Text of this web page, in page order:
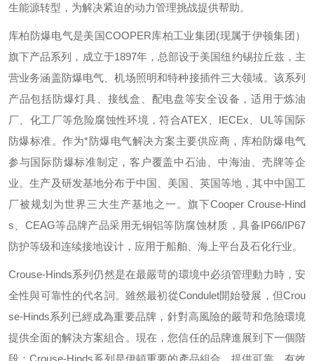
生能源转型，为解决紧迫的动力管理挑战提供帮助。
库柏防爆电气是美国COOPER库柏工业集团(现属于伊顿集团）
旗下产品系列，成立于1897年，总部设于美国纽约锡拉丘兹，主
营业务涵盖防爆电气、机场照明和特种接插件三大领域。该系列
产品包括防爆灯具、接线盒、配电盘等安全设备，适用于炼油
厂、化工厂等危险腐蚀性环境，符合ATEX IECEx UL 等国际
防爆标准。作为*防爆电气解决方案主要供应商，库柏防爆电气
参与国际防爆标准制定，客户覆盖中石油、中海油、壳牌等企
业。生产及研发基地分布于中国、美国、英国等地，其中中国工
厂被规划为世界三大生产基地之一。旗下Cooper Crouse-Hind
s
CEAG等品牌产品采用无铜铝等防腐蚀材质，具备IP66/IP67
防护等级和连续接地设计，应用于船舶、海上平台及石化行业。
Crouse-Hinds系列仍然是在最嚴苛的環境中必須管理動力時，安
全性與可靠性的代名詞。雖然最初從Condulet開始發展，但Crou
se-Hinds系列已經成為重要品牌，針對高風險的嚴苛和危險環境
提供全面的解決方案組合。現在，您信任的品牌進展到下一個階
段：Crouse-Hinds系列是伊頓重要的產品組合，提供可靠、有效